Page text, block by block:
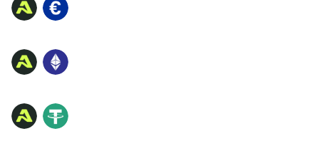
ATH EUR
ATH ETH
ATH USDT